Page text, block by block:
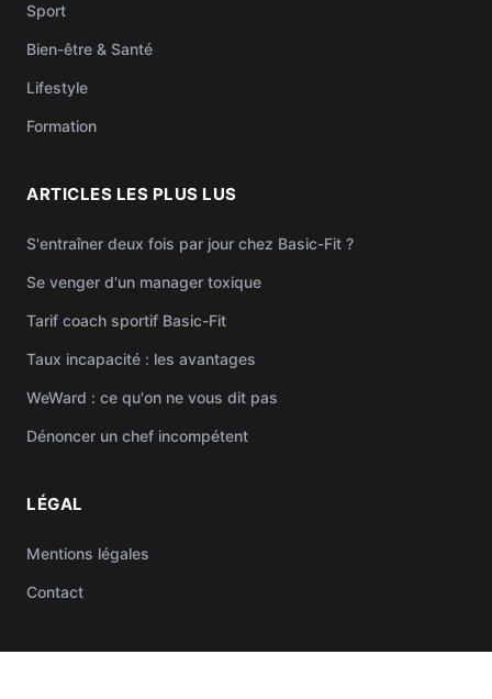
Sport
Bien-être & Santé
Lifestyle
Formation
ARTICLES LES PLUS LUS
S'entraîner deux fois par jour chez Basic-Fit ?
Se venger d'un manager toxique
Tarif coach sportif Basic-Fit
Taux incapacité : les avantages
WeWard : ce qu'on ne vous dit pas
Dénoncer un chef incompétent
LÉGAL
Mentions légales
Contact